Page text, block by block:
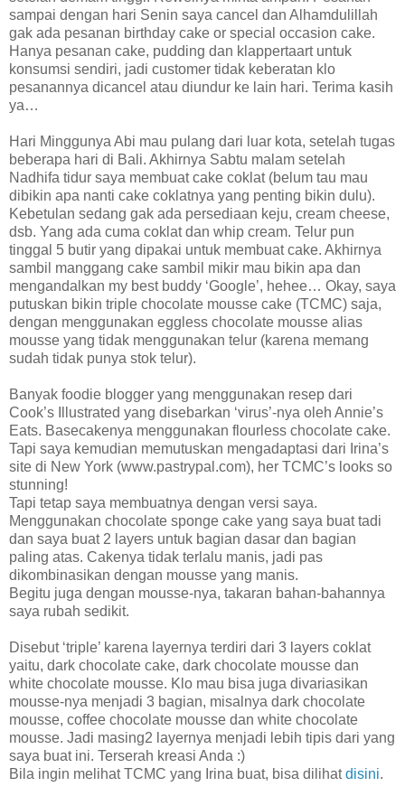
sampai dengan hari Senin saya cancel dan Alhamdulillah
gak ada pesanan birthday cake or special occasion cake.
Hanya pesanan cake, pudding dan klappertaart untuk
konsumsi sendiri, jadi customer tidak keberatan klo
pesanannya dicancel atau diundur ke lain hari. Terima kasih
ya…
Hari Minggunya Abi mau pulang dari luar kota, setelah tugas
beberapa hari di Bali. Akhirnya Sabtu malam setelah
Nadhifa tidur saya membuat cake coklat (belum tau mau
dibikin apa nanti cake coklatnya yang penting bikin dulu).
Kebetulan sedang gak ada persediaan keju, cream cheese,
dsb. Yang ada cuma coklat dan whip cream. Telur pun
tinggal 5 butir yang dipakai untuk membuat cake. Akhirnya
sambil manggang cake sambil mikir mau bikin apa dan
mengandalkan my best buddy ‘Google’, hehee… Okay, saya
putuskan bikin triple chocolate mousse cake (TCMC) saja,
dengan menggunakan eggless chocolate mousse alias
mousse yang tidak menggunakan telur (karena memang
sudah tidak punya stok telur).
Banyak foodie blogger yang menggunakan resep dari
Cook’s Illustrated yang disebarkan ‘virus’-nya oleh Annie’s
Eats. Basecakenya menggunakan flourless chocolate cake.
Tapi saya kemudian memutuskan mengadaptasi dari Irina’s
site di New York (www.pastrypal.com), her TCMC’s looks so
stunning!
Tapi tetap saya membuatnya dengan versi saya.
Menggunakan chocolate sponge cake yang saya buat tadi
dan saya buat 2 layers untuk bagian dasar dan bagian
paling atas. Cakenya tidak terlalu manis, jadi pas
dikombinasikan dengan mousse yang manis.
Begitu juga dengan mousse-nya, takaran bahan-bahannya
saya rubah sedikit.
Disebut ‘triple’ karena layernya terdiri dari 3 layers coklat
yaitu, dark chocolate cake, dark chocolate mousse dan
white chocolate mousse. Klo mau bisa juga divariasikan
mousse-nya menjadi 3 bagian, misalnya dark chocolate
mousse, coffee chocolate mousse dan white chocolate
mousse. Jadi masing2 layernya menjadi lebih tipis dari yang
saya buat ini. Terserah kreasi Anda :)
Bila ingin melihat TCMC yang Irina buat, bisa dilihatdisini.